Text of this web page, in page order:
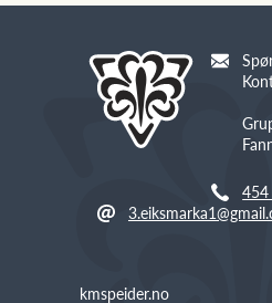
kmspeider.no